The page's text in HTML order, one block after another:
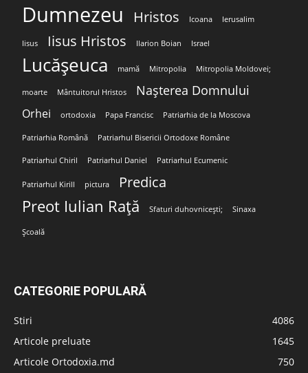
Dumnezeu Hristos Icoana Ierusalim
Iisus Iisus Hristos Ilarion Boian Israel
Lucășeuca mamă Mitropolia Mitropolia Moldovei;
moarte Mântuitorul Hristos Nașterea Domnului
Orhei ortodoxia Papa Francisc Patriarhia de la Moscova
Patriarhia Română Patriarhul Bisericii Ortodoxe Române
Patriarhul Chiril Patriarhul Daniel Patriarhul Ecumenic
Patriarhul Kirill pictura Predica
Preot Iulian Rață Sfaturi duhovnicești; Sinaxa
Școală
CATEGORIE POPULARĂ
Stiri
4086
Articole preluate
1645
Articole Ortodoxia.md
750